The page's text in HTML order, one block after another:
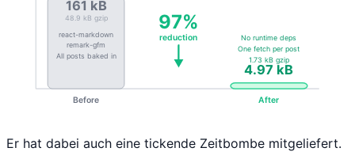
Er hat dabei auch eine tickende Zeitbombe mitgeliefert.